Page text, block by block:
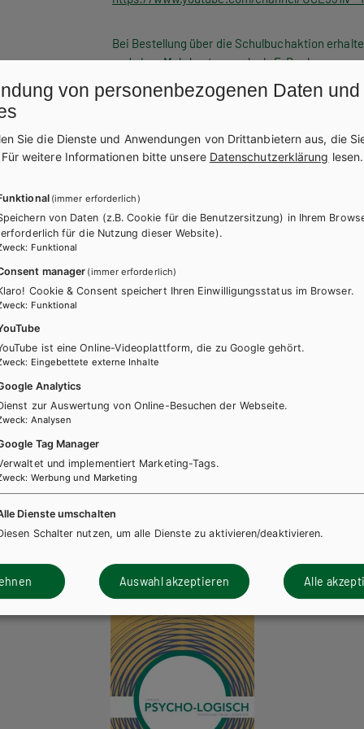
Bei Bestellung über die Schulbuchaktion
und ohne Mehrkosten auch als E-Book.
WEITERLESEN
DIGITALES LERNEN
Online Zusatzmaterial
Werk gibt es kostenlose Downloads für Lehrer/innen und Schüler/
ZUM ONLINE ZUSATZMATERIAL
könnten Sie ebenfalls
von personenbezogenen Daten und
Sie die Dienste und Anwendungen von Drittanbietern aus, die
Für weitere Informationen bitte unsere Datenschutzerklärung lesen.
(immer erforderlich)
von Daten (z.B. Cookie für die Benutzersitzung) in Ihrem
für die Nutzung dieser Website).
: Funktional
manager (immer erforderlich)
Cookie & Consent speichert Ihren Einwilligungsstatus im Browser.
: Funktional
ist eine Online-Videoplattform, die zu Google gehört.
: Eingebettete externe Inhalte
Analytics
zur Auswertung von Online-Besuchen der Webseite.
: Analysen
Tag Manager
und implementiert Marketing-Tags.
: Werbung und Marketing
Dienste umschalten
Schalter nutzen, um alle Dienste zu aktivieren/deaktivieren.
Auswahl akzeptieren Alle